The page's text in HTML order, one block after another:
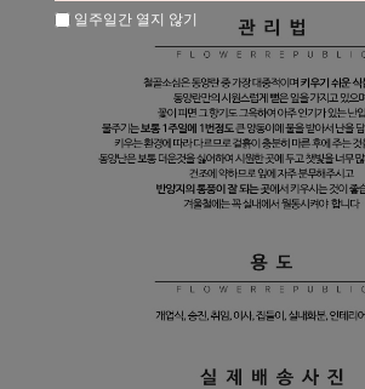
일주일간 열지 않기